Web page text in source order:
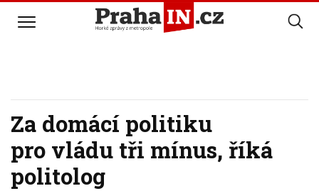
Za domácí politiku
pro vládu tři mínus, říká
politolog